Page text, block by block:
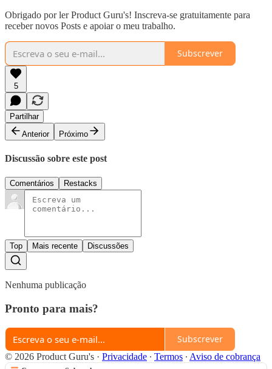
Obrigado por ler Product Guru's! Inscreva-se gratuitamente para
receber novos Posts e apoiar o meu trabalho.
Subscrever
5
Partilhar
Anterior
Próximo
Discussão sobre este post
Comentários Restacks
Top Mais recente Discussões
Nenhuma publicação
Pronto para mais?
Subscrever
© 2026 Product Guru's · Privacidade ∙ Termos ∙ Aviso de cobrança